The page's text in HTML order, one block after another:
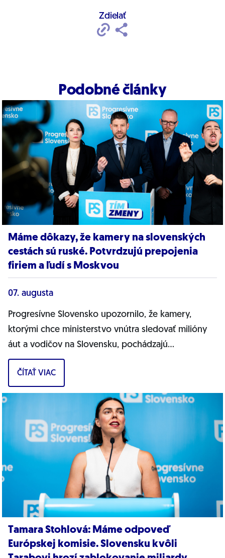
Zdielať
Podobné články
Máme dôkazy, že kamery na slovenských
cestách sú ruské. Potvrdzujú prepojenia
firiem a ľudí s Moskvou
07. augusta
Progresívne Slovensko upozornilo, že kamery,
ktorými chce ministerstvo vnútra sledovať milióny
áut a vodičov na Slovensku, pochádzajú
pravdepodobne z Ruska. Dnes hnutie prinieslo
dôkazy,...
ČÍTAŤ VIAC
Tamara Stohlová: Máme odpoveď
Európskej komisie. Slovensku kvôli